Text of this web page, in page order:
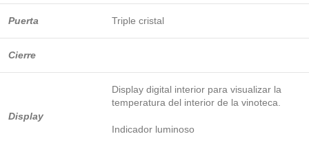
Puerta Triple cristal
Cierre
Display
Display digital interior para visualizar la
temperatura del interior de la vinoteca.
Indicador luminoso